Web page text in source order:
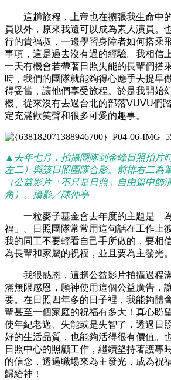
這趟旅程，上帝也在擴張我生命中
員以外，原來我還可以成為素人演員。
行的貴福叔，一邊學習身障者如何搭乘
事項，這是過去沒有過的經驗。我相信
一天有機會若帶著日照失能的長輩們搭
時，我們的團隊就能夠得心應手去提早
得妥當，讓他們享受旅程。於是我開始
機、從來沒有去過台北的部落VUVU們
定充滿歡笑聲和很多可愛的趣事。
▲ 去年七月，拍攝團隊到金峰日照拍片
左二）與該日照團隊合影。前排右二為
（公益影片「不只是日照」自由篇中飾
角）。攝影／陳仲亭
一粒麥子基金會去年度的主題是「
福」。日照團隊常常用這句話在工作上
我的同工不要輕看自己手所做的，要相
為長輩和家屬的祝福，並且要為主發光。
我很感恩，這趟公益影片拍攝過程
滿無限感恩，願神使用這個公益廣告，
要。在日照四年多的日子裡，我能夠體
輩甚至一個家庭的祝福有多大！真心盼
使年紀老邁、失能或是失智了，透過日
好的生活品質，也能夠活得很有價值。
日照中心的照顧工作，繼續堅持著護專
的信念，透過職場來為主發光，成為祝
歸給神！